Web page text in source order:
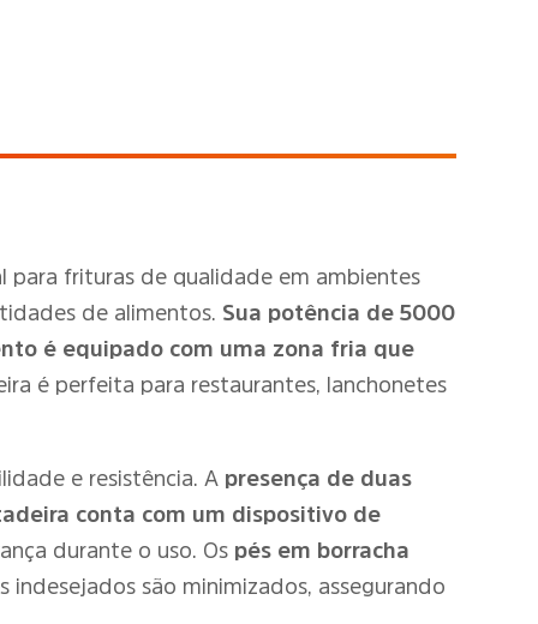
para frituras de qualidade em ambientes
de alimentos. Sua potência de 5000
é equipado com uma zona fria que
é perfeita para restaurantes, lanchonetes
e resistência. A presença de duas
conta com um dispositivo de
durante o uso. Os pés em borracha
indesejados são minimizados, assegurando